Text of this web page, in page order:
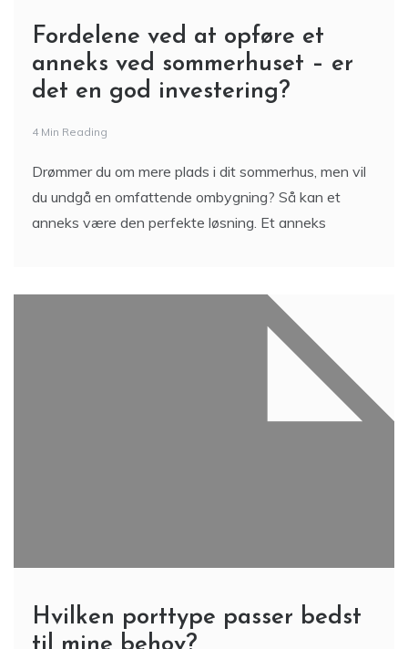
Fordelene ved at opføre et
anneks ved sommerhuset – er
det en god investering?
4 Min Reading
Drømmer du om mere plads i dit sommerhus, men vil
du undgå en omfattende ombygning? Så kan et
anneks være den perfekte løsning. Et anneks
Hvilken porttype passer bedst